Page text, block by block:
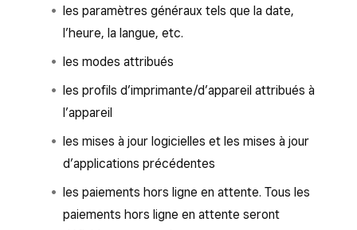
les paramètres généraux tels que la date,
l’heure, la langue, etc.
les modes attribués
les profils d’imprimante/d’appareil attribués à
l’appareil
les mises à jour logicielles et les mises à jour
d’applications précédentes
les paiements hors ligne en attente. Tous les
paiements hors ligne en attente seront